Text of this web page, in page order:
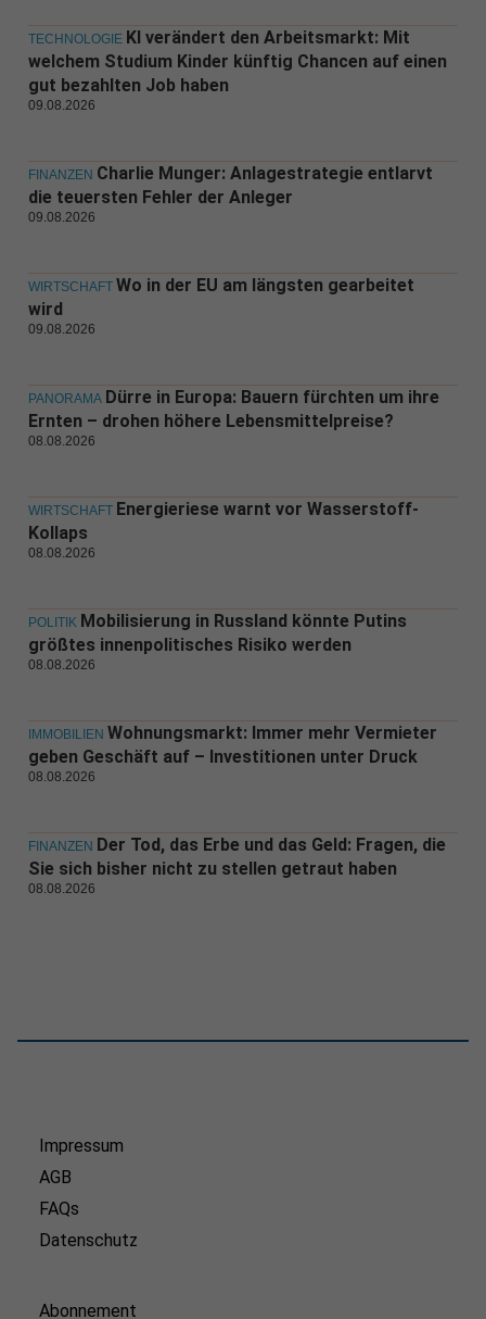
TECHNOLOGIE KI verändert den Arbeitsmarkt: Mit
welchem Studium Kinder künftig Chancen auf einen
gut bezahlten Job haben
09.08.2026
FINANZEN Charlie Munger: Anlagestrategie entlarvt
die teuersten Fehler der Anleger
09.08.2026
WIRTSCHAFT Wo in der EU am längsten gearbeitet
wird
09.08.2026
PANORAMA Dürre in Europa: Bauern fürchten um ihre
Ernten – drohen höhere Lebensmittelpreise?
08.08.2026
WIRTSCHAFT Energieriese warnt vor Wasserstoff-
Kollaps
08.08.2026
POLITIK Mobilisierung in Russland könnte Putins
größtes innenpolitisches Risiko werden
08.08.2026
IMMOBILIEN Wohnungsmarkt: Immer mehr Vermieter
geben Geschäft auf – Investitionen unter Druck
08.08.2026
FINANZEN Der Tod, das Erbe und das Geld: Fragen, die
Sie sich bisher nicht zu stellen getraut haben
08.08.2026
Impressum
AGB
FAQs
Datenschutz
Abonnement